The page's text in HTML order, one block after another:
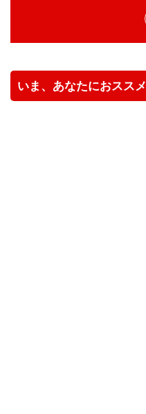
いま、あなたにおススメ